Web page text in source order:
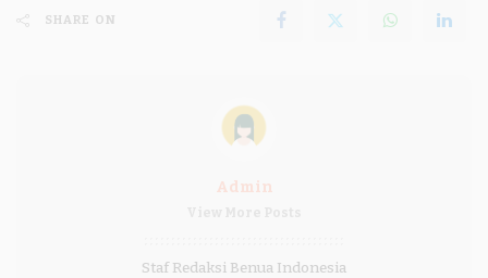
SHARE ON
Admin
Staf Redaksi Benua Indonesia